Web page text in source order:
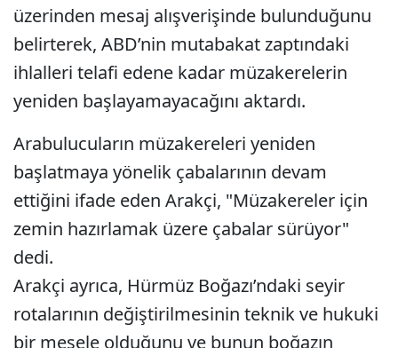
üzerinden mesaj alışverişinde bulunduğunu
belirterek, ABD’nin mutabakat zaptındaki
ihlalleri telafi edene kadar müzakerelerin
yeniden başlayamayacağını aktardı.
Arabulucuların müzakereleri yeniden
başlatmaya yönelik çabalarının devam
ettiğini ifade eden Arakçi, "Müzakereler için
zemin hazırlamak üzere çabalar sürüyor"
dedi.
Arakçi ayrıca, Hürmüz Boğazı’ndaki seyir
rotalarının değiştirilmesinin teknik ve hukuki
bir mesele olduğunu ve bunun boğazın